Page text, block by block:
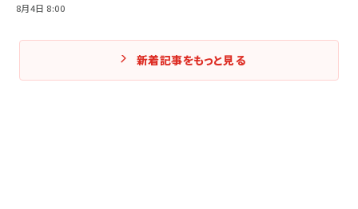
8月4日 8:00
新着記事をもっと見る